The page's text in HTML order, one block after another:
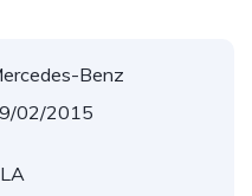
Benz
02/2015